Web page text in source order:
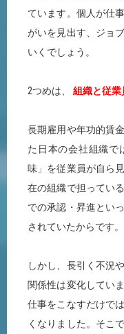
ています。個人が仕
がいを見出す、ジョ
いくでしょう。
2つめは、 組織と従業
長期雇用や年功的賃
た日本の会社組織で
味」を従業員が自ら
在の組織で担ってい
での承認・昇進とい
されていたからです。
しかし、長引く不況
関係性は変化してい
仕事をこなすだけで
くなりました。そこ